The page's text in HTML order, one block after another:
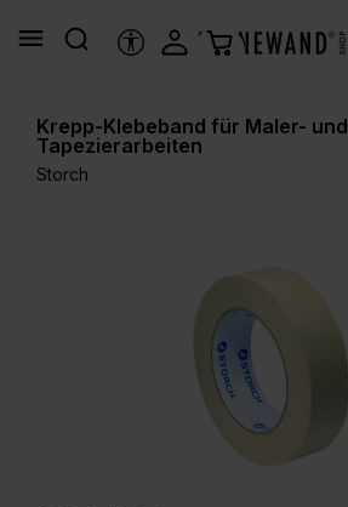
springen
HILFSTOOLS
Krepp-Klebeband für Maler- und
Tapezierarbeiten
Storch